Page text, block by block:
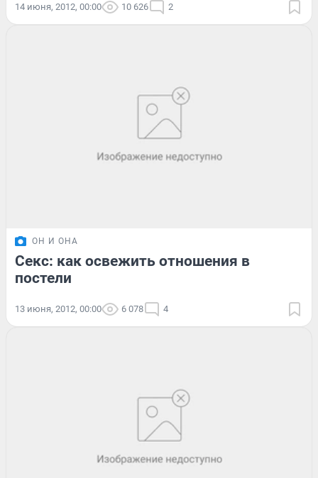
14 июня, 2012, 00:00 10 626 2
ОН И ОНА
Секс: как освежить отношения в
постели
13 июня, 2012, 00:00 6 078 4